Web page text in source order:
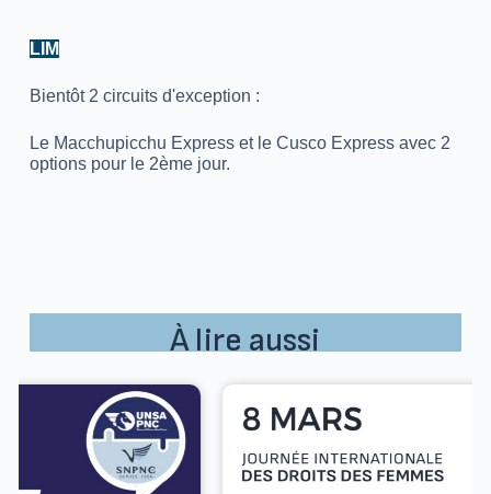
LIM
Bientôt 2 circuits d'exception :
Le Macchupicchu Express et le Cusco Express avec 2
options pour le 2ème jour.
À lire aussi